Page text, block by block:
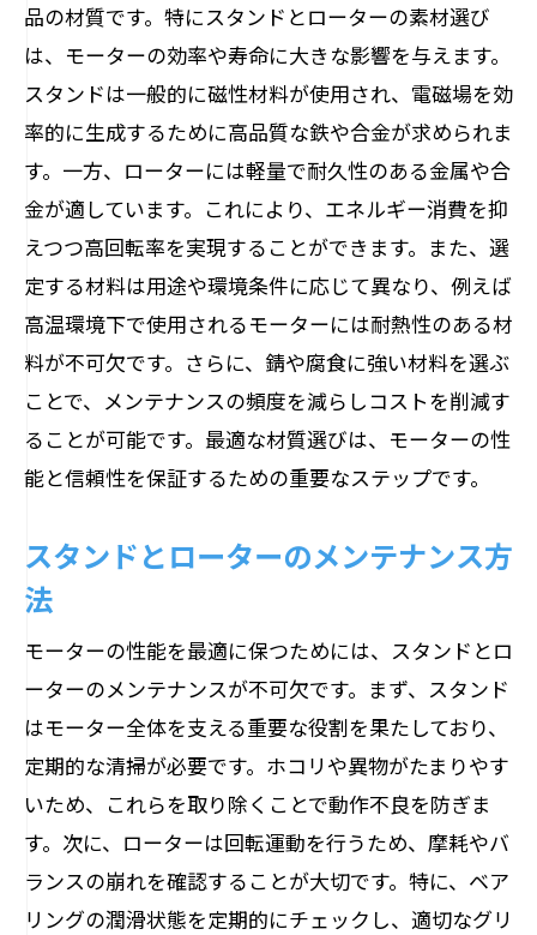
品の材質です。特にスタンドとローターの素材選び
は、モーターの効率や寿命に大きな影響を与えます。
スタンドは一般的に磁性材料が使用され、電磁場を効
率的に生成するために高品質な鉄や合金が求められま
す。一方、ローターには軽量で耐久性のある金属や合
金が適しています。これにより、エネルギー消費を抑
えつつ高回転率を実現することができます。また、選
定する材料は用途や環境条件に応じて異なり、例えば
高温環境下で使用されるモーターには耐熱性のある材
料が不可欠です。さらに、錆や腐食に強い材料を選ぶ
ことで、メンテナンスの頻度を減らしコストを削減す
ることが可能です。最適な材質選びは、モーターの性
能と信頼性を保証するための重要なステップです。
スタンドとローターのメンテナンス方
法
モーターの性能を最適に保つためには、スタンドとロ
ーターのメンテナンスが不可欠です。まず、スタンド
はモーター全体を支える重要な役割を果たしており、
定期的な清掃が必要です。ホコリや異物がたまりやす
いため、これらを取り除くことで動作不良を防ぎま
す。次に、ローターは回転運動を行うため、摩耗やバ
ランスの崩れを確認することが大切です。特に、ベア
リングの潤滑状態を定期的にチェックし、適切なグリ